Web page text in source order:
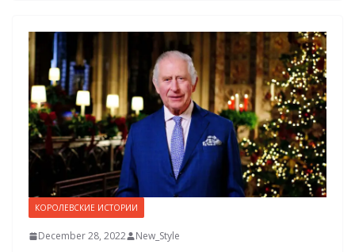
КОРОЛЕВСКИЕ ИСТОРИИ
December 28, 2022 New_Style